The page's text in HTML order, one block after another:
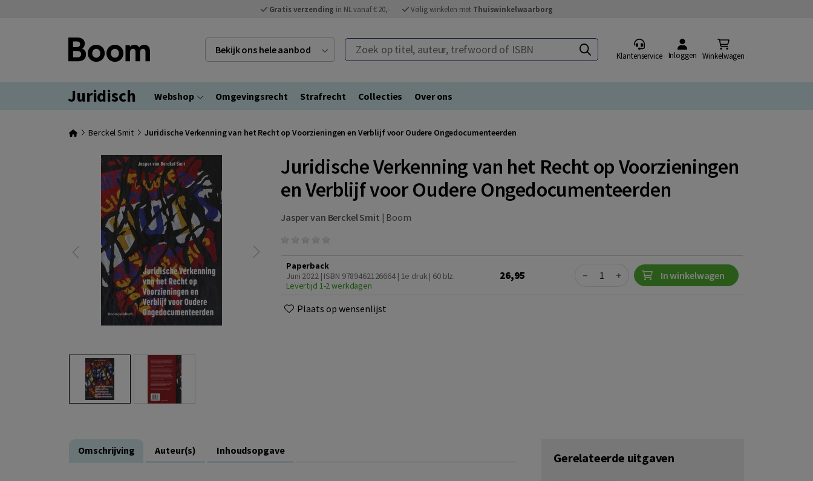
Gratis verzending in NL vanaf € 20,- Veilig winkelen met Thuiswinkelwaarborg
Bekijk ons hele aanbod Zoek op titel, auteur, trefwoord of ISBN
Klantenservice Inloggen Winkelwagen
Juridisch Webshop Omgevingsrecht Strafrecht Collecties Over ons
Berckel Smit Juridische Verkenning van het Recht op Voorzieningen en Verblijf voor Oudere Ongedocumenteerden
Juridische Verkenning van het Recht op Voorzieningen
en Verblijf voor Oudere Ongedocumenteerden
Jasper van Berckel Smit | Boom
Paperback
Juni 2022 | ISBN 9789462126664 | 1e druk | 60 blz.
Levertijd 1-2 werkdagen
26,95 Quantity
− + In winkelwagen
Plaats op wensenlijst
Omschrijving Auteur(s) Inhoudsopgave Gerelateerde uitgaven